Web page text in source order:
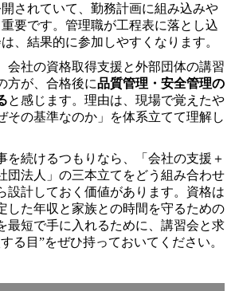
されていて、勤務計画に組み込みや
要です。管理職が工程表に落とし込
、結果的に参加しやすくなります。
会社の資格取得支援と外部団体の講習
方が、合格後に品質管理・安全管理の
と感じます。理由は、現場で覚えたや
その基準なのか」を体系立てて理解し
を続けるつもりなら、「会社の支援＋
団法人」の三本立てをどう組み合わせ
設計しておく価値があります。資格は
した年収と家族との時間を守るための
最短で手に入れるために、講習会と求
る目”をぜひ持っておいてください。